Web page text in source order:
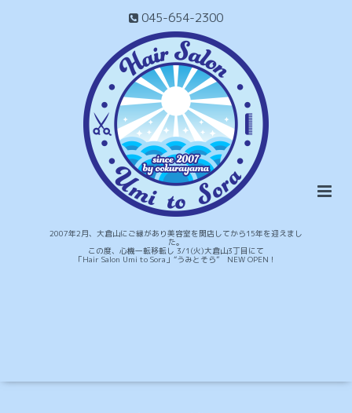
045-654-2300
2007年2月、大倉山にご縁があり美容室を開店してから15年を迎えまし
た。
この度、心機一転移転し 3/1(火)大倉山3丁目にて
「Hair Salon Umi to Sora」“うみとそら” NEW OPEN！